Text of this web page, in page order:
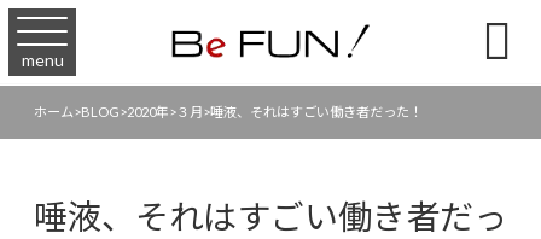
menu 
ホーム >BLOG >2020年 >３月 >唾液、それはすごい働き者だった！
唾液、それはすごい働き者だっ